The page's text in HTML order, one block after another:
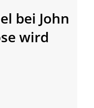
bei John
wird